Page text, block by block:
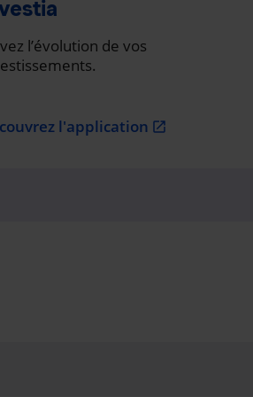
l’évolution de vos
l'application open_in_new